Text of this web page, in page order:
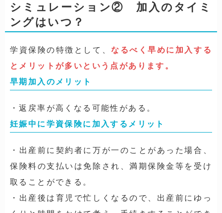
シミュレーション② 加入のタイミ
ングはいつ？
学資保険の特徴として、なるべく早めに加入する
とメリットが多いという点があります。
早期加入のメリット
・返戻率が高くなる可能性がある。
妊娠中に学資保険に加入するメリット
・出産前に契約者に万が一のことがあった場合、
保険料の支払いは免除され、満期保険金等を受け
取ることができる。
・出産後は育児で忙しくなるので、出産前にゆっ